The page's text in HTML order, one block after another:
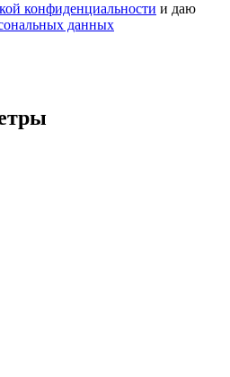
конфиденциальности и даю
данных